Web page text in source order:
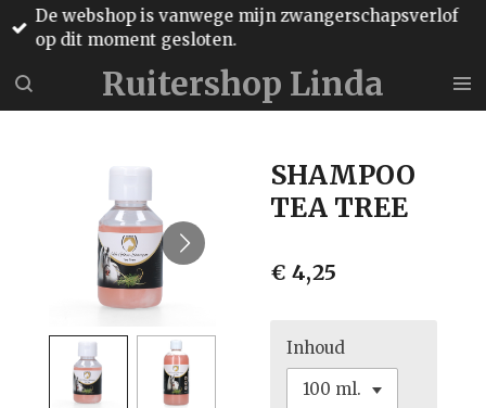
Ga
direct
de
hoofdinhoud
Ruitershop Linda
De webshop is vanwege mijn zwangerschapsverlof
op dit moment gesloten.
SHAMPOO
TEA TREE
€ 4,25
Inhoud